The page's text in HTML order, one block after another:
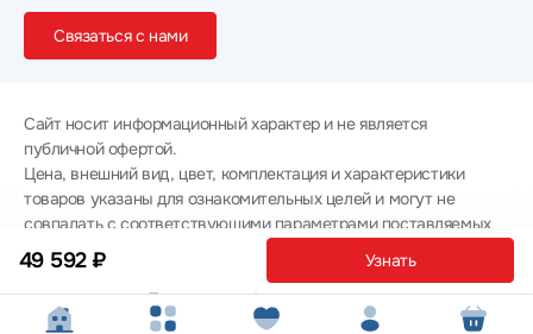
49 592 ₽ Узнать
Связаться с нами
Сайт носит информационный характер и не является
публичной офертой.
Цена, внешний вид, цвет, комплектация и характеристики
товаров указаны для ознакомительных целей и могут не
совпадать с соответствующими параметрами поставляемых
товаров - уточняйте информацию у менеджера при
оформлении заказа.
Политика конфиденциальности
© 2012 — 2026 ООО «Эпл Тэк»